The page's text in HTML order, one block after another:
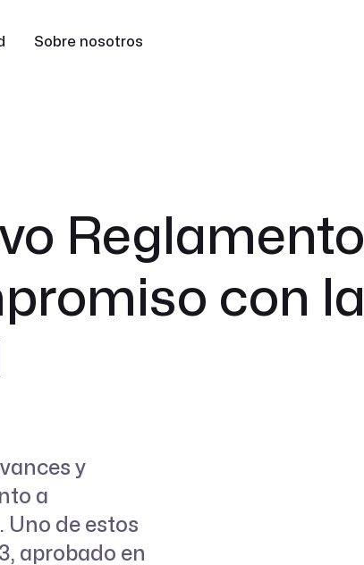
Sobre nosotros
Reglamento
con la
y
a
de estos
aprobado en